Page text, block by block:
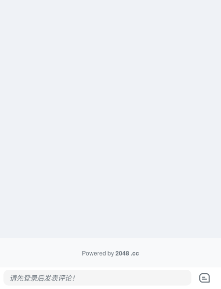
Powered by2048.cc
请先登录后发表评论！